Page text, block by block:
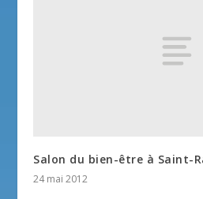
Salon du bien-être à Saint-
24 mai 2012